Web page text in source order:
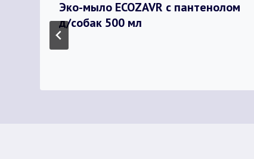
Эко-мыло ECOZAVR с пантенолом
д/собак 500 мл